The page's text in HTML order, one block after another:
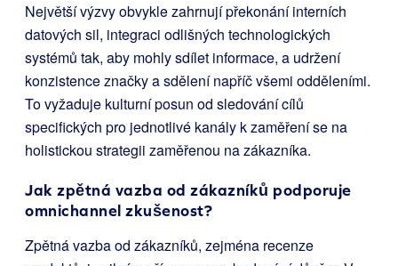
Největší výzvy obvykle zahrnují překonání interních
datových sil, integraci odlišných technologických
systémů tak, aby mohly sdílet informace, a udržení
konzistence značky a sdělení napříč všemi odděleními.
To vyžaduje kulturní posun od sledování cílů
specifických pro jednotlivé kanály k zaměření se na
holistickou strategii zaměřenou na zákazníka.
Jak zpětná vazba od zákazníků podporuje
omnichannel zkušenost?
Zpětná vazba od zákazníků, zejména recenze